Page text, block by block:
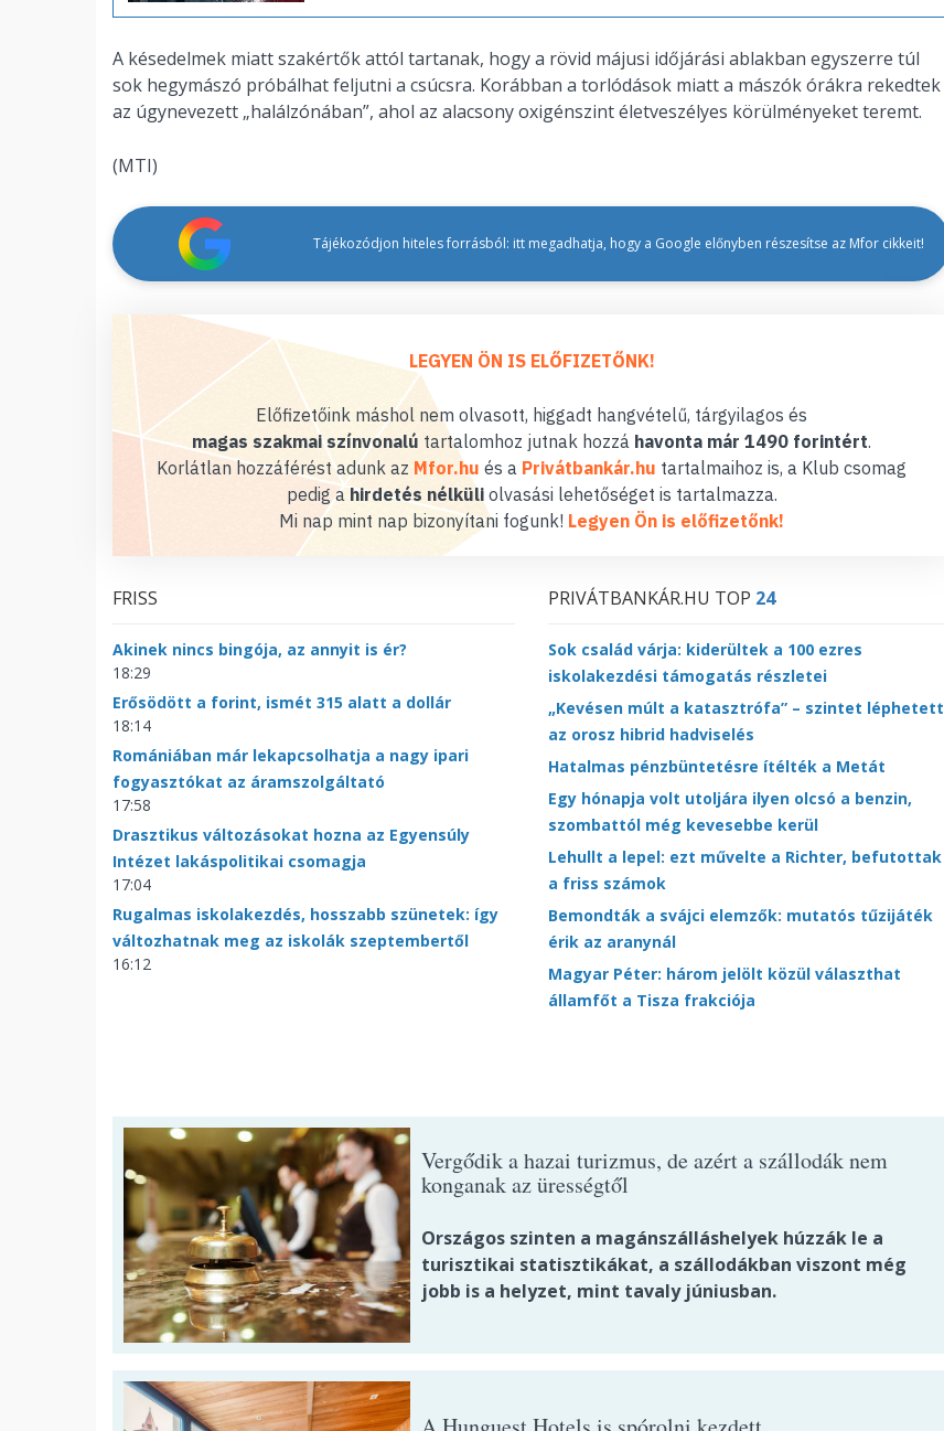
A késedelmek miatt szakértők attól tartanak, hogy a rövid májusi időjárási ablakban egyszerre túl
sok hegymászó próbálhat feljutni a csúcsra. Korábban a torlódások miatt a mászók órákra rekedtek
az úgynevezett „halálzónában”, ahol az alacsony oxigénszint életveszélyes körülményeket teremt.
(MTI)
Tájékozódjon hiteles forrásból: itt megadhatja, hogy a Google előnyben részesítse az Mfor cikkeit!
LEGYEN ÖN IS ELŐFIZETŐNK!
Előfizetőink máshol nem olvasott, higgadt hangvételű, tárgyilagos és
magas szakmai színvonalú tartalomhoz jutnak hozzá havonta már 1490 forintért.
Korlátlan hozzáférést adunk az Mfor.hu és a Privátbankár.hu tartalmaihoz is, a Klub csomag
pedig ahirdetés nélküliolvasási lehetőséget is tartalmazza.
Mi nap mint nap bizonyítani fogunk! Legyen Ön is előfizetőnk!
FRISS
Akinek nincs bingója, az annyit is ér?
18:29
Erősödött a forint, ismét 315 alatt a dollár
18:14
Romániában már lekapcsolhatja a nagy ipari
fogyasztókat az áramszolgáltató
17:58
Drasztikus változásokat hozna az Egyensúly
Intézet lakáspolitikai csomagja
17:04
Rugalmas iskolakezdés, hosszabb szünetek: így
változhatnak meg az iskolák szeptembertől
16:12
PRIVÁTBANKÁR.HU TOP 24
Sok család várja: kiderültek a 100 ezres
iskolakezdési támogatás részletei
„Kevésen múlt a katasztrófa” – szintet léphetett
az orosz hibrid hadviselés
Hatalmas pénzbüntetésre ítélték a Metát
Egy hónapja volt utoljára ilyen olcsó a benzin,
szombattól még kevesebbe kerül
Lehullt a lepel: ezt művelte a Richter, befutottak
a friss számok
Bemondták a svájci elemzők: mutatós tűzijáték
érik az aranynál
Magyar Péter: három jelölt közül választhat
államfőt a Tisza frakciója
Vergődik a hazai turizmus, de azért a szállodák nem
konganak az ürességtől
Országos szinten a magánszálláshelyek húzzák le a
turisztikai statisztikákat, a szállodákban viszont még
jobb is a helyzet, mint tavaly júniusban.